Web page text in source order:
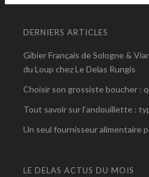
DERNIERS ARTICLES
Gibier Français de Sologne &
du Loup chez Le Delas Rungis
Choisir son grossiste boucher :
Tout savoir sur l’andouillette :
Un seul fournisseur alimentaire
LE DELAS ACTUS DU MOIS